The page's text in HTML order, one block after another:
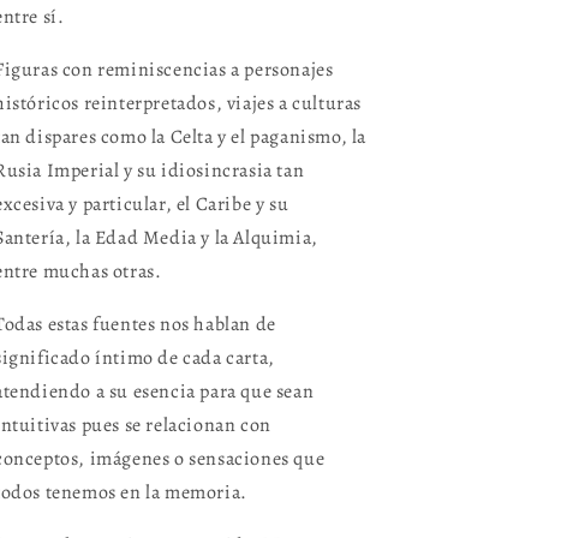
sí.
con reminiscencias a personajes
reinterpretados, viajes a culturas
dispares como la Celta y el paganismo, la
Imperial y su idiosincrasia tan
y particular, el Caribe y su
la Edad Media y la Alquimia,
muchas otras.
estas fuentes nos hablan de
íntimo de cada carta,
a su esencia para que sean
pues se relacionan con
imágenes o sensaciones que
tenemos en la memoria.